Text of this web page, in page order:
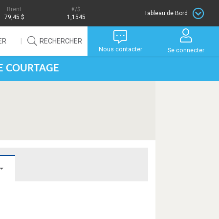
Brent
79,45 $
/$
1,1545
Tableau de Bord
RECHERCHER
Nous contacter Se connecter
COURTAGE